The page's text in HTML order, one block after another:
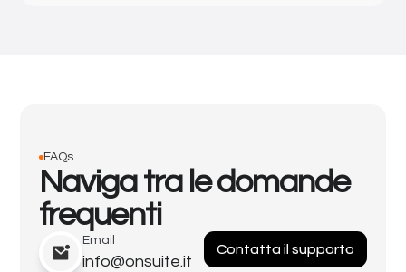
FAQs
Naviga tra le domande
frequenti
Email
info@onsuite.it
Contatta il supporto